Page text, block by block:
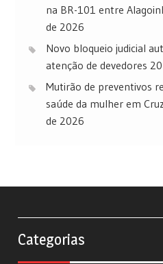
na BR-101 entre
de 2026
Novo bloqueio judicial
atenção de devedores
Mutirão de preventivos
saúde da mulher em
de 2026
Categorias